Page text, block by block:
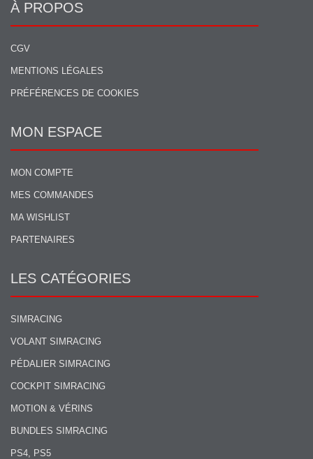
À PROPOS
CGV
MENTIONS LÉGALES
PRÉFÉRENCES DE COOKIES
MON ESPACE
MON COMPTE
MES COMMANDES
MA WISHLIST
PARTENAIRES
LES CATÉGORIES
SIMRACING
VOLANT SIMRACING
PÉDALIER SIMRACING
COCKPIT SIMRACING
MOTION & VÉRINS
BUNDLES SIMRACING
PS4, PS5